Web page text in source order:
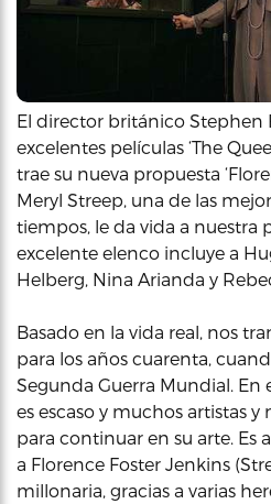
El director británico Stephen
excelentes películas ‘The
trae su nueva propuesta
Meryl Streep, una de las
tiempos, le da vida a nuestra
excelente elenco incluye a
Helberg, Nina Arianda y
Basado en la vida real, nos
para los años cuarenta,
Segunda Guerra Mundial. En
es escaso y muchos artistas
para continuar en su arte.
a Florence Foster Jenkins
millonaria, gracias a varias